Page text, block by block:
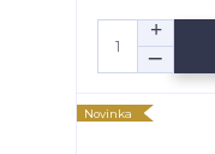
Novinka